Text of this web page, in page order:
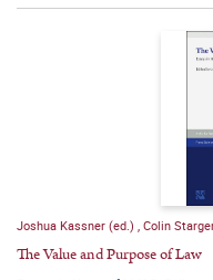
Joshua Kassner (ed.) , Colin
The Value and Purpose of Law